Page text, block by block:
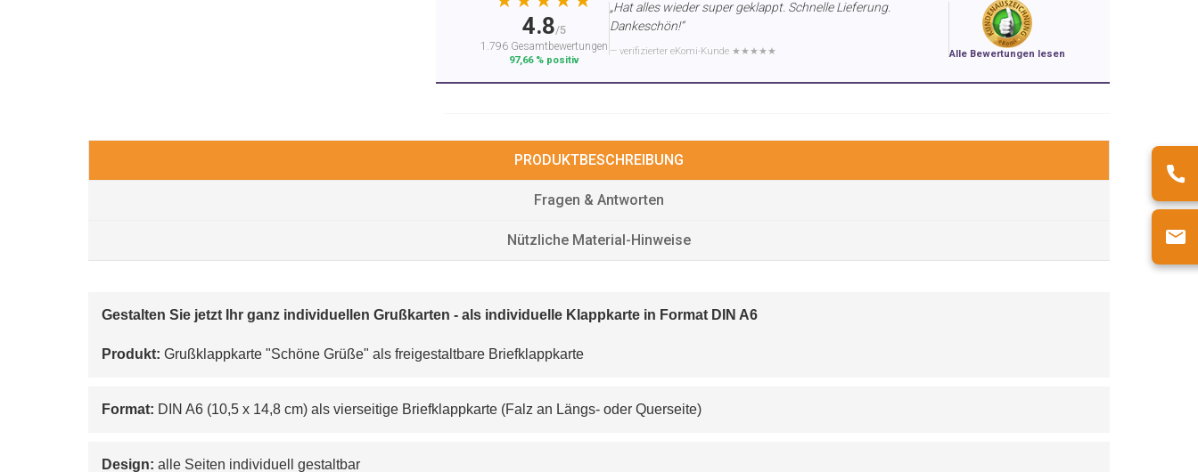
4.8/5
1.796 Gesamtbewertungen
97,66 % positiv
„Hat alles wieder super geklappt. Schnelle Lieferung.
Dankeschön!“
— verifizierter eKomi-Kunde ★★★★★ Alle Bewertungen lesen
PRODUKTBESCHREIBUNG
Fragen & Antworten
Nützliche Material-Hinweise
Gestalten Sie jetzt Ihr ganz individuellen Grußkarten - als individuelle Klappkarte in Format DIN A6
Produkt: Grußklappkarte "Schöne Grüße" als freigestaltbare Briefklappkarte
Format: DIN A6 (10,5 x 14,8 cm) als vierseitige Briefklappkarte (Falz an Längs- oder Querseite)
Design: alle Seiten individuell gestaltbar